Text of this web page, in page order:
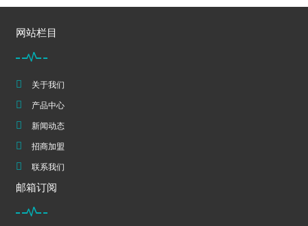
网站栏目
关于我们
产品中心
新闻动态
招商加盟
联系我们
邮箱订阅